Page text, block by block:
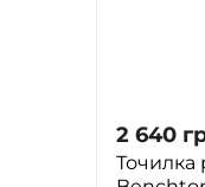
2 640
Точилка